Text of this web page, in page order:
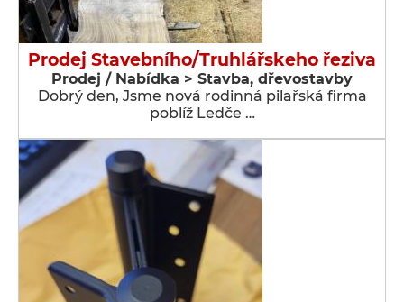
Prodej Stavebního/Truhlářskeho řeziva
Prodej / Nabídka > Stavba, dřevostavby
Dobrý den, Jsme nová rodinná pilařská firma
poblíž Ledče …